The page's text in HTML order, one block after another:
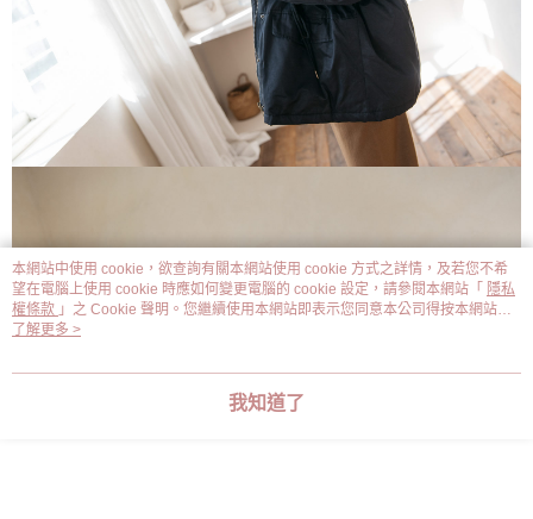
本網站中使用 cookie，欲查詢有關本網站使用 cookie 方式之詳情，及若您不希
望在電腦上使用 cookie 時應如何變更電腦的 cookie 設定，請參閱本網站「 隱私
權條款 」之 Cookie 聲明。您繼續使用本網站即表示您同意本公司得按本網站使
用條款之 Cookie 聲明使用 cookie。
了解更多 >
我知道了